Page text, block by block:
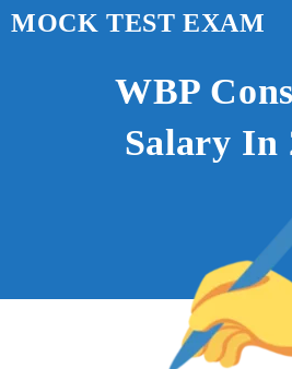
MOCK TEST EXAM
WBP
Salary In